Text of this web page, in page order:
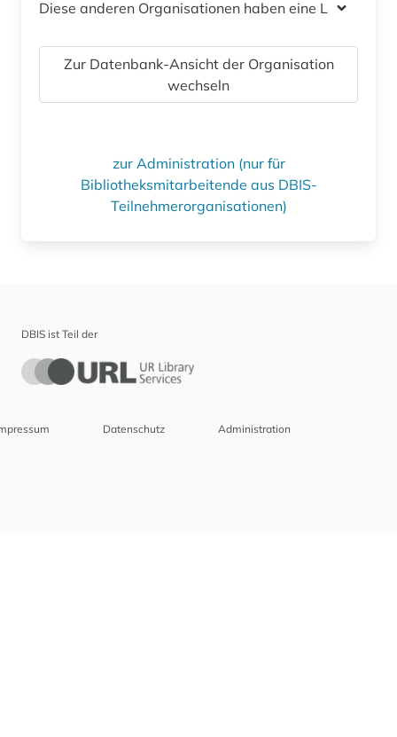
Diese anderen Organisationen haben eine Lizenz
Zur Datenbank-Ansicht der Organisation
wechseln
zur Administration (nur für
Bibliotheksmitarbeitende aus DBIS-
Teilnehmerorganisationen)
DBIS ist Teil der
Datenschutz Administration